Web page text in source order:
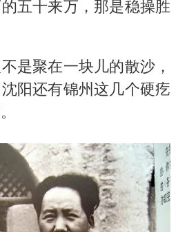
五十来万，那是稳操胜
是聚在一块儿的散沙，
阳还有锦州这几个硬疙